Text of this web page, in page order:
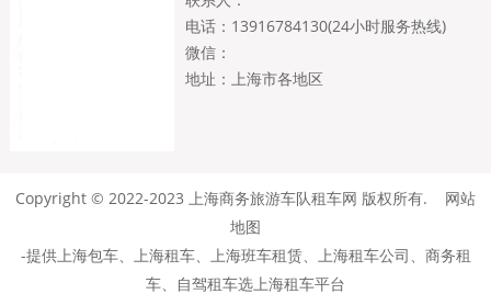
电话：13916784130(24小时服务热线)
微信：
地址：上海市各地区
Copyright © 2022-2023 上海商务旅游车队租车网 版权所有. 网站
地图
-提供上海包车、 上海租车、上海班车租赁、 上海租车公司、商务租
车、自驾租车选上海租车平台